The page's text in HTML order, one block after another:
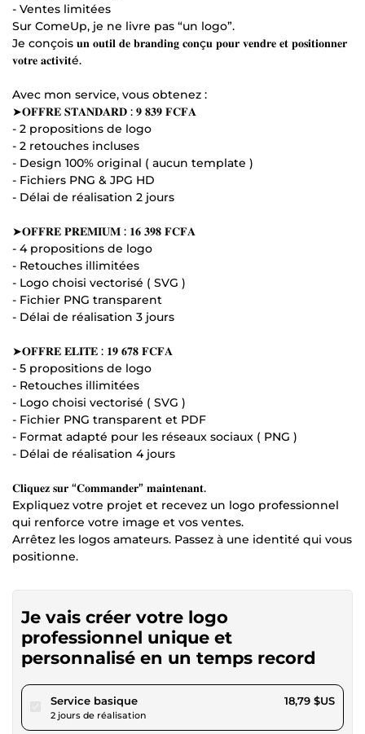
- Ventes limitées
Sur ComeUp, je ne livre pas “un logo”.
Je conçois 𝐮𝐧 𝐨𝐮𝐭𝐢𝐥 𝐝𝐞 𝐛𝐫𝐚𝐧𝐝𝐢𝐧𝐠 𝐜𝐨𝐧ç𝐮 𝐩𝐨𝐮𝐫 𝐯𝐞𝐧𝐝𝐫𝐞 𝐞𝐭 𝐩𝐨𝐬𝐢𝐭𝐢𝐨𝐧𝐧𝐞𝐫
𝐯𝐨𝐭𝐫𝐞 𝐚𝐜𝐭𝐢𝐯𝐢𝐭é.
Avec mon service, vous obtenez :
➤𝐎𝐅𝐅𝐑𝐄 𝐒𝐓𝐀𝐍𝐃𝐀𝐑𝐃 : 𝟗 𝟖𝟑𝟗 𝐅𝐂𝐅𝐀
- 2 propositions de logo
- 2 retouches incluses
- Design 100% original ( aucun template )
- Fichiers PNG & JPG HD
- Délai de réalisation 2 jours
➤𝐎𝐅𝐅𝐑𝐄 𝐏𝐑𝐄𝐌𝐈𝐔𝐌 : 𝟏𝟔 𝟑𝟗𝟖 𝐅𝐂𝐅𝐀
- 4 propositions de logo
- Retouches illimitées
- Logo choisi vectorisé ( SVG )
- Fichier PNG transparent
- Délai de réalisation 3 jours
➤𝐎𝐅𝐅𝐑𝐄 𝐄𝐋𝐈𝐓𝐄 : 𝟏𝟗 𝟔𝟕𝟖 𝐅𝐂𝐅𝐀
- 5 propositions de logo
- Retouches illimitées
- Logo choisi vectorisé ( SVG )
- Fichier PNG transparent et PDF
- Format adapté pour les réseaux sociaux ( PNG )
- Délai de réalisation 4 jours
𝐂𝐥𝐢𝐪𝐮𝐞𝐳 𝐬𝐮𝐫 “𝐂𝐨𝐦𝐦𝐚𝐧𝐝𝐞𝐫” 𝐦𝐚𝐢𝐧𝐭𝐞𝐧𝐚𝐧𝐭.
Expliquez votre projet et recevez un logo professionnel
qui renforce votre image et vos ventes.
Arrêtez les logos amateurs. Passez à une identité qui vous
positionne.
Je vais créer votre logo
professionnel unique et
personnalisé en un temps record
Service basiquepour 17,31 $US
2 jours de réalisation
18,79 $US